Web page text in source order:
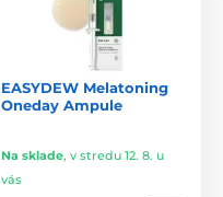
EASYDEW Melatoning
Oneday Ampule
Na sklade, v stredu 12. 8. u
vás